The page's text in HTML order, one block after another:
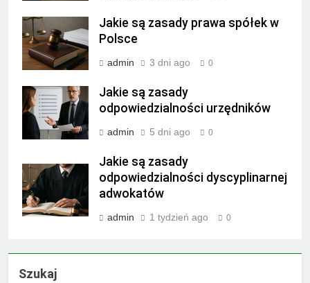
Jakie są zasady prawa spółek w
Polsce
admin 3 dni ago 0
Jakie są zasady
odpowiedzialności urzędników
admin 5 dni ago 0
Jakie są zasady
odpowiedzialności dyscyplinarnej
adwokatów
admin 1 tydzień ago 0
Szukaj